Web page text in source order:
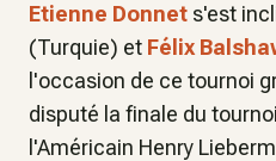
Etienne Donnet s'est
(Turquie) et Félix
l'occasion de ce tournoi
disputé la finale du
l'Américain Henry